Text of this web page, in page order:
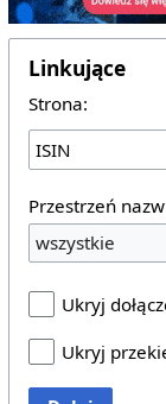
Linkujące
Strona:
Przestrzeń
wszystkie
Ukryj
Ukryj